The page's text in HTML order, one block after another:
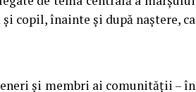
copil, înainte și după naștere, ca
și membri ai comunității – în